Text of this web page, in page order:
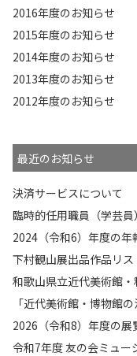
2016年度のお知らせ
2015年度のお知らせ
2014年度のお知らせ
2013年度のお知らせ
2012年度のお知らせ
最近のお知らせ
決済サービスについて
臨時的任用職員（学芸
2024（令和6）年度の年
下村観山展出品作品リス
和歌山県立近代美術館
「近代美術館・博物館
2026（令和8）年度の展
令和7年度 友の会ミュー